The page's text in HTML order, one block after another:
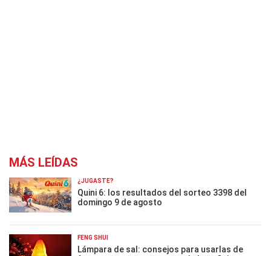
MÁS LEÍDAS
¿JUGASTE?
Quini 6: los resultados del sorteo 3398 del
domingo 9 de agosto
FENG SHUI
Lámpara de sal: consejos para usarlas de